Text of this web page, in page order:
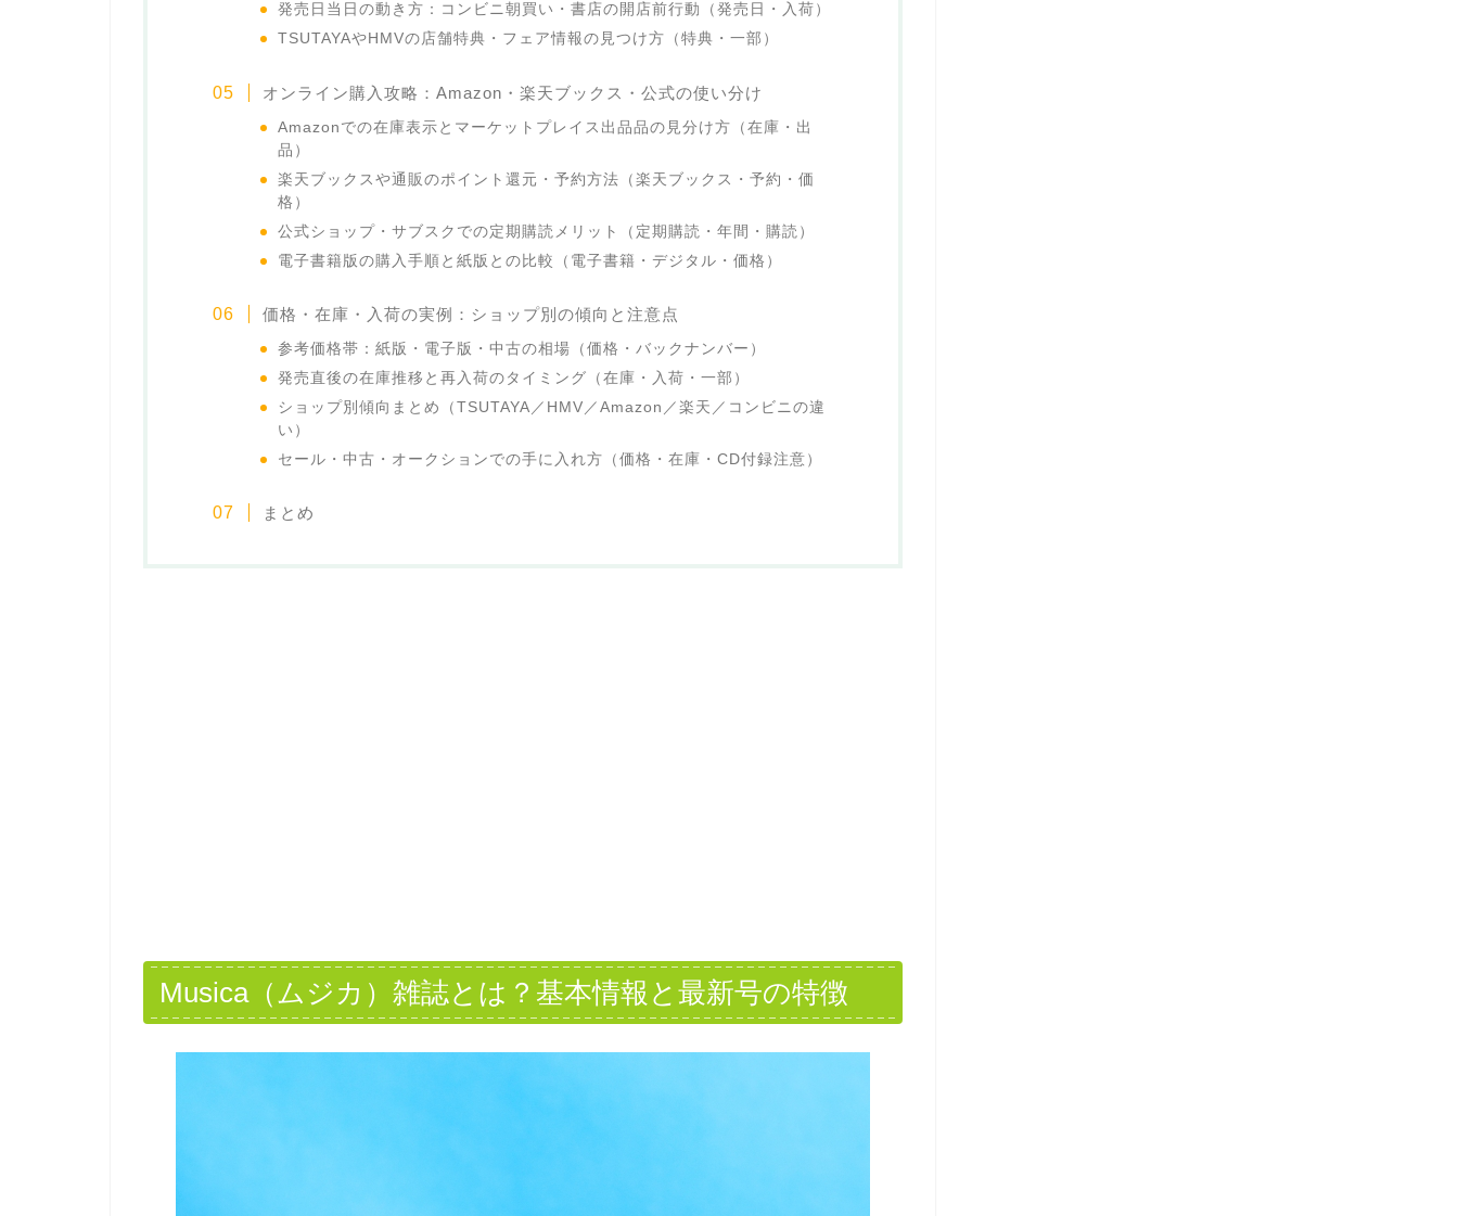
発売日当日の動き方：コンビニ朝買い・書店の開店前行動（発売日・入荷）
TSUTAYAやHMVの店舗特典・フェア情報の見つけ方（特典・一部）
オンライン購入攻略：Amazon・楽天ブックス・公式の使い分け
Amazonでの在庫表示とマーケットプレイス出品品の見分け方（在庫・出
品）
楽天ブックスや通販のポイント還元・予約方法（楽天ブックス・予約・価
格）
公式ショップ・サブスクでの定期購読メリット（定期購読・年間・購読）
電子書籍版の購入手順と紙版との比較（電子書籍・デジタル・価格）
価格・在庫・入荷の実例：ショップ別の傾向と注意点
参考価格帯：紙版・電子版・中古の相場（価格・バックナンバー）
発売直後の在庫推移と再入荷のタイミング（在庫・入荷・一部）
ショップ別傾向まとめ（TSUTAYA／HMV／Amazon／楽天／コンビニの違
い）
セール・中古・オークションでの手に入れ方（価格・在庫・CD付録注意）
まとめ
Musica（ムジカ）雑誌とは？基本情報と最新号の特徴